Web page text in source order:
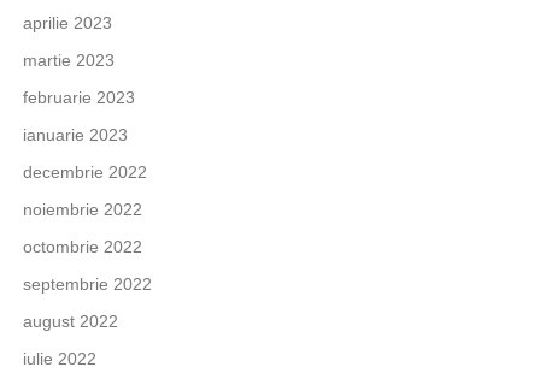
aprilie 2023
martie 2023
februarie 2023
ianuarie 2023
decembrie 2022
noiembrie 2022
octombrie 2022
septembrie 2022
august 2022
iulie 2022